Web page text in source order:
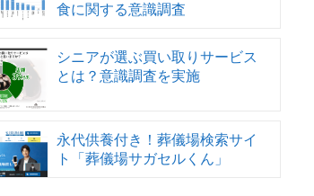
食に関する意識調査
シニアが選ぶ買い取りサービス
とは？意識調査を実施
永代供養付き！葬儀場検索サイ
ト「葬儀場サガセルくん」